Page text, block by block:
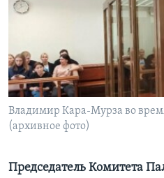
СОЦИАЛЬНЫЕ СЕТИ
Языки
Владимир Кара-Мурза во
(архивное фото)
Председатель Комитета